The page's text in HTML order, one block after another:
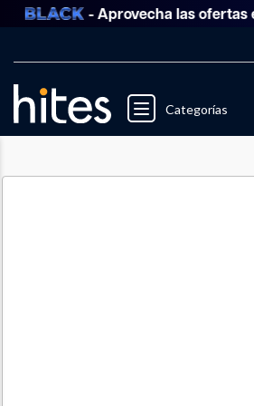
- Aprovecha las ofertas
Categorías
Llegaste al